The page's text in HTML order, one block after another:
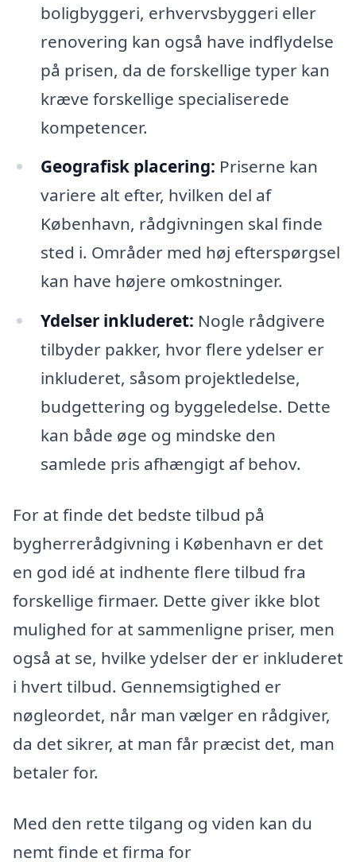
boligbyggeri, erhvervsbyggeri eller
renovering kan også have indflydelse
på prisen, da de forskellige typer kan
kræve forskellige specialiserede
kompetencer.
Geografisk placering: Priserne kan
variere alt efter, hvilken del af
København, rådgivningen skal finde
sted i. Områder med høj efterspørgsel
kan have højere omkostninger.
Ydelser inkluderet: Nogle rådgivere
tilbyder pakker, hvor flere ydelser er
inkluderet, såsom projektledelse,
budgettering og byggeledelse. Dette
kan både øge og mindske den
samlede pris afhængigt af behov.
For at finde det bedste tilbud på
bygherrerådgivning i København er det
en god idé at indhente flere tilbud fra
forskellige firmaer. Dette giver ikke blot
mulighed for at sammenligne priser, men
også at se, hvilke ydelser der er inkluderet
i hvert tilbud. Gennemsigtighed er
nøgleordet, når man vælger en rådgiver,
da det sikrer, at man får præcist det, man
betaler for.
Med den rette tilgang og viden kan du
nemt finde et firma for